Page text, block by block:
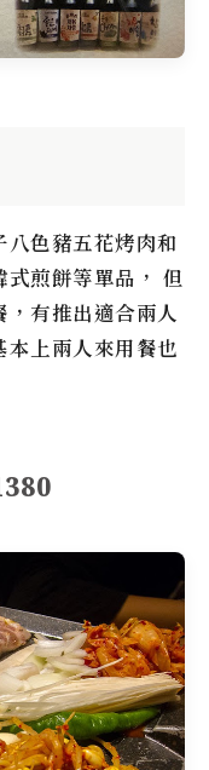
色豬五花烤肉和
煎餅等單品， 但
有推出適合兩人
上兩人來用餐也